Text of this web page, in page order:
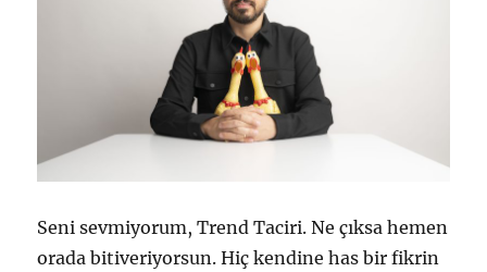
Seni sevmiyorum, Trend Taciri. Ne çıksa hemen
orada bitiveriyorsun. Hiç kendine has bir fikrin